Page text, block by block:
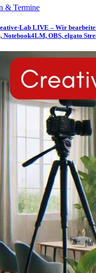
& Termine
Lab LIVE – Wir
Notebook4LM, OBS, elgato